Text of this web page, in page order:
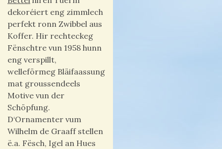
dekoréiert eng zimmlech
perfekt ronn Zwibbel aus
Koffer. Hir rechteckeg
Fënschtre vun 1958 hunn
eng verspillt,
welleförmeg Bläifaassung
mat groussendeels
Motive vun der
Schöpfung.
D‘Ornamenter vum
Wilhelm de Graaff stellen
ë.a. Fësch, Igel an Hues